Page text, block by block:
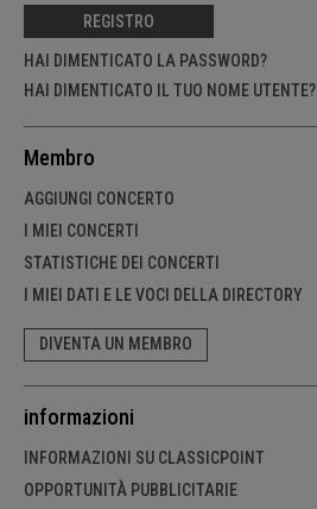
REGISTRO
HAI DIMENTICATO LA PASSWORD?
HAI DIMENTICATO IL TUO NOME UTENTE?
Membro
AGGIUNGI CONCERTO
I MIEI CONCERTI
STATISTICHE DEI CONCERTI
I MIEI DATI E LE VOCI DELLA DIRECTORY
DIVENTA UN MEMBRO
informazioni
INFORMAZIONI SU CLASSICPOINT
OPPORTUNITÀ PUBBLICITARIE